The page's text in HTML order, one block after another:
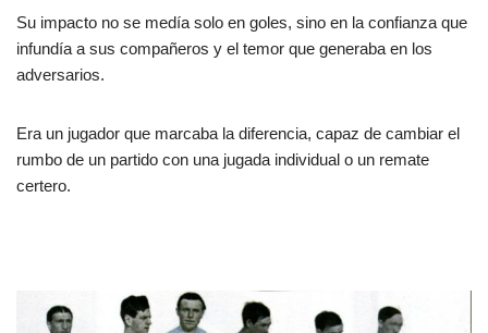
Su impacto no se medía solo en goles, sino en la confianza que
infundía a sus compañeros y el temor que generaba en los
adversarios.
Era un jugador que marcaba la diferencia, capaz de cambiar el
rumbo de un partido con una jugada individual o un remate
certero.